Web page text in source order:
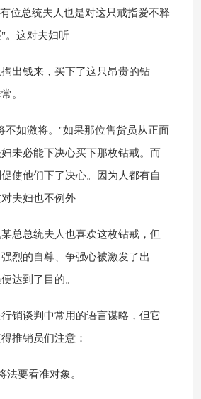
位总统夫人也是对这只戒指爱不释
。这对夫妇听
出钱来，买下了这只昂贵的钻
。
不如激将。"如果那位售货员从正面
未必能下决心买下那枚钻戒。而
使他们下了决心。因为人都有自
夫妇也不例外
总总统夫人也喜欢这枚钻戒，但
烈的自尊、争强心被激发了出
达到了目的。
销谈判中常用的语言谋略，但它
推销员们注意：
法要看准对象。